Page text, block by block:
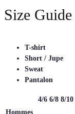
Size Guide
T-shirt
Short / Jupe
Sweat
Pantalon
4/6 6/8 8/10
Hommes